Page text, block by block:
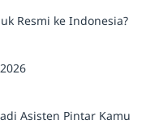
Resmi ke Indonesia?
Asisten Pintar Kamu